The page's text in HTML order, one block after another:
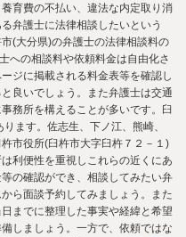
育費の不払い、違法な内定取り消
弁護士に法律相談したいという
(大分県)の弁護士の法律相談料の
への相談料や依頼料金は自由化さ
ジに掲載される料金表等を確認し
良いでしょう。また弁護士は交通
務所を構えることが多いです。臼
ます。佐志生、下ノ江、熊崎、
市役所(臼杵市大字臼杵７２－１)
利便性を重視しこれらの近くにあ
の確認ができ、相談してみたい弁
ら面談予約してみましょう。また
までに整理した事実や経緯と希望
しましょう。一方で、依頼ではな